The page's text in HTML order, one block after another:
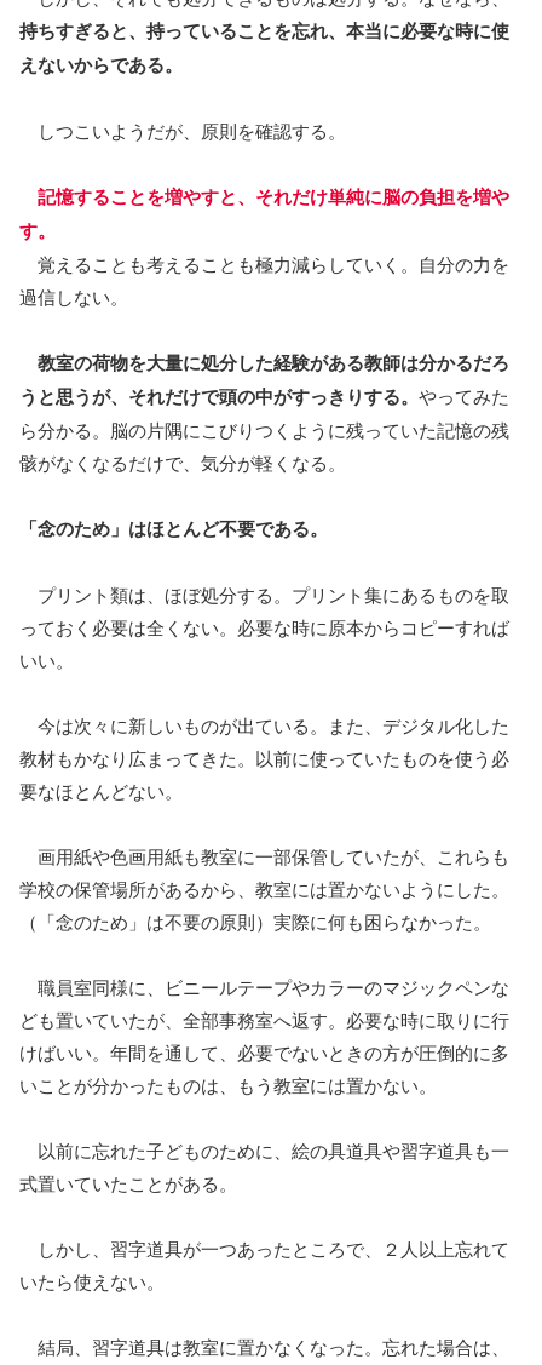
持ちすぎると、持っていることを忘れ、本当に必要な時に使
えないからである。
しつこいようだが、原則を確認する。
記憶することを増やすと、それだけ単純に脳の負担を増や
す。
覚えることも考えることも極力減らしていく。自分の力を
過信しない。
教室の荷物を大量に処分した経験がある教師は分かるだろ
うと思うが、それだけで頭の中がすっきりする。 やってみた
ら分かる。脳の片隅にこびりつくように残っていた記憶の残
骸がなくなるだけで、気分が軽くなる。
「念のため」はほとんど不要である。
プリント類は、ほぼ処分する。プリント集にあるものを取
っておく必要は全くない。必要な時に原本からコピーすれば
いい。
今は次々に新しいものが出ている。また、デジタル化した
教材もかなり広まってきた。以前に使っていたものを使う必
要なほとんどない。
画用紙や色画用紙も教室に一部保管していたが、これらも
学校の保管場所があるから、教室には置かないようにした。
（「念のため」は不要の原則）実際に何も困らなかった。
職員室同様に、ビニールテープやカラーのマジックペンな
ども置いていたが、全部事務室へ返す。必要な時に取りに行
けばいい。年間を通して、必要でないときの方が圧倒的に多
いことが分かったものは、もう教室には置かない。
以前に忘れた子どものために、絵の具道具や習字道具も一
式置いていたことがある。
しかし、習字道具が一つあったところで、２人以上忘れて
いたら使えない。
結局、習字道具は教室に置かなくなった。忘れた場合は、